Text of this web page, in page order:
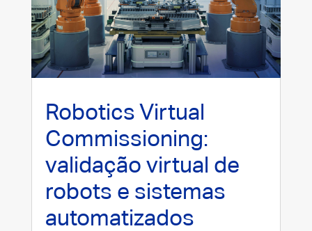
Robotics Virtual
Commissioning:
validação virtual de
robots e sistemas
automatizados